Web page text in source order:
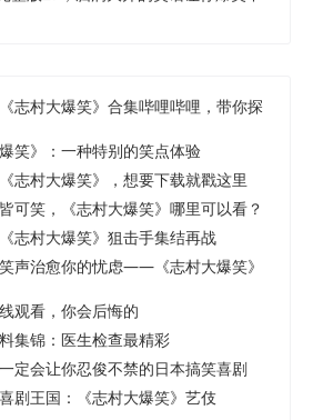
志村大爆笑》合集哔哩哔哩，带你探
笑》：一种特别的笑点体验
志村大爆笑》，想要下载就戳这里
可笑，《志村大爆笑》哪里可以看？
志村大爆笑》狙击手集结再战
声治愈你的忧虑——《志村大爆笑》
观看，你会后悔的
集锦：医生检查最精彩
定会让你忍俊不禁的日本搞笑喜剧
剧王国：《志村大爆笑》艺伎